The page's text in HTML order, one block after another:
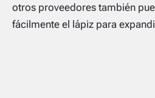
otros proveedores también
fácilmente el lápiz para